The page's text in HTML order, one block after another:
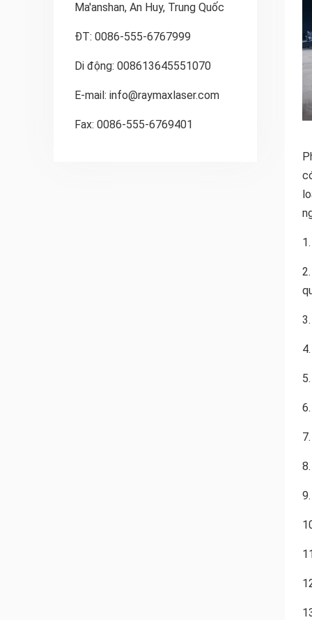
Ma'anshan, An Huy, Trung Quốc
ĐT: 0086-555-6767999
Di động: 008613645551070
E-mail:info@raymaxlaser.com
Fax: 0086-555-6769401